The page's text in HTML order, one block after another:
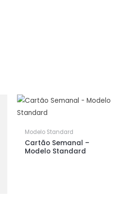
Modelo Standard
Cartão Semanal –
Modelo Standard